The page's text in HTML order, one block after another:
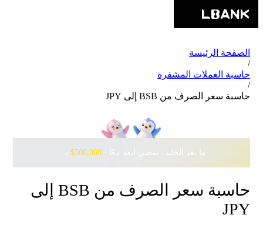
الصفحة الرئيسة
/
حاسبة العملات المشفرة
/
حاسبة سعر الصرف من BSB إلى JPY
ما بعد الجليد، نمضي أبعد معًا · ‎ $500,000بانتظارك مع Pudgy Penguins
حاسبة سعر الصرف من BSB إلى
JPY